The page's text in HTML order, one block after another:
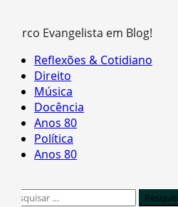
Marco Evangelista em Blog!
Primary
Menu
Reflexões & Cotidiano
Direito
Música
Docência
Anos 80
Política
Anos 80
Pesquisar